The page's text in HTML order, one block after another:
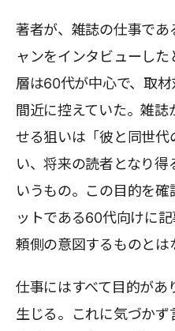
著者が、雑誌の仕事で
ャンをインタビューし
層は60代が中心で、取
間近に控えていた。雑
せる狙いは「彼と同世代
い、将来の読者となり得
いうもの。この目的を
ットである60代向けに
頼側の意図するものとは
仕事にはすべて目的があ
生じる。これに気づかず